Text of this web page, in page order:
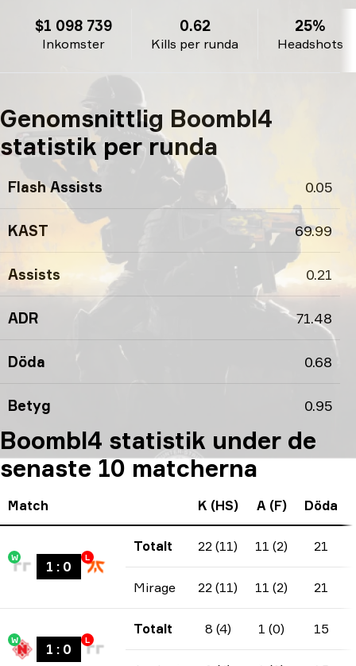
Inkomster
$1 098 739
Kills per runda
0.62
Headshots
25%
Genomsnittlig Boombl4
statistik per runda
Flash Assists 0.05
KAST 69.99
Assists 0.21
ADR 71.48
Döda 0.68
Betyg 0.95
Boombl4 statistik under de
senaste 10 matcherna
Match K (HS) A (F) Döda
W
1 : 0
L
Totalt 22 (11) 11 (2) 21
Mirage 22 (11) 11 (2) 21
W
1 : 0
L
Totalt 8 (4) 1 (0) 15